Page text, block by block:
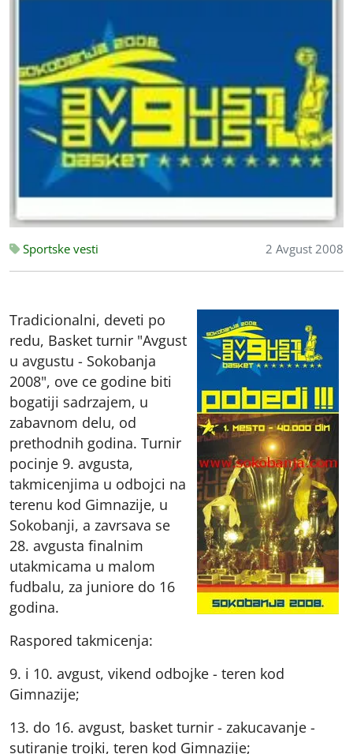
Sportske vesti 2 Avgust 2008
Tradicionalni, deveti po
redu, Basket turnir "Avgust
u avgustu - Sokobanja
2008", ove ce godine biti
bogatiji sadrzajem, u
zabavnom delu, od
prethodnih godina. Turnir
pocinje 9. avgusta,
takmicenjima u odbojci na
terenu kod Gimnazije, u
Sokobanji, a zavrsava se
28. avgusta finalnim
utakmicama u malom
fudbalu, za juniore do 16
godina.
Raspored takmicenja:
9. i 10. avgust, vikend odbojke - teren kod
Gimnazije;
13. do 16. avgust, basket turnir - zakucavanje -
sutiranje trojki, teren kod Gimnazije;